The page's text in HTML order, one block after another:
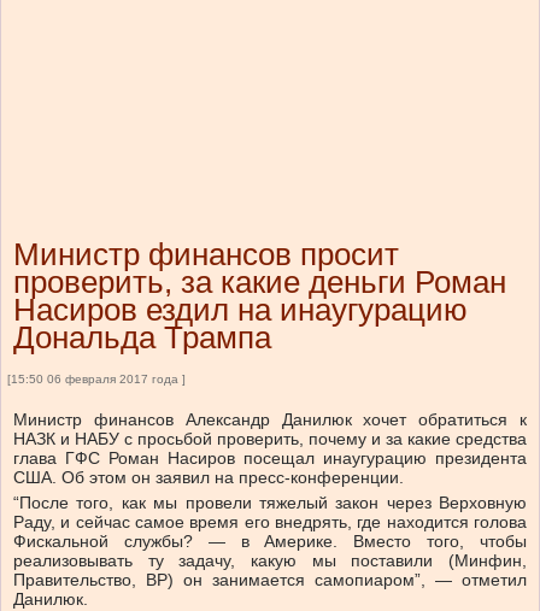
Министр финансов просит
проверить, за какие деньги Роман
Насиров ездил на инаугурацию
Дональда Трампа
[15:50 06 февраля 2017 года ]
Министр финансов Александр Данилюк хочет обратиться к
НАЗК и НАБУ с просьбой проверить, почему и за какие средства
глава ГФС Роман Насиров посещал инаугурацию президента
США. Об этом он заявил на пресс-конференции.
“После того, как мы провели тяжелый закон через Верховную
Раду, и сейчас самое время его внедрять, где находится голова
Фискальной службы? — в Америке. Вместо того, чтобы
реализовывать ту задачу, какую мы поставили (Минфин,
Правительство, ВР) он занимается самопиаром”, — отметил
Данилюк.